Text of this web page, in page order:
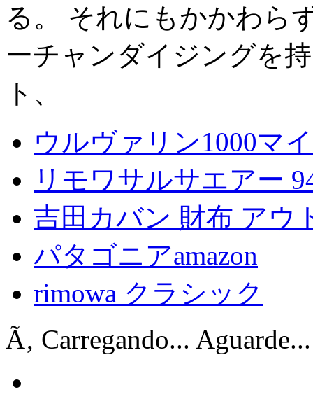
る。 それにもかかわら
ーチャンダイジングを
ト、
ウルヴァリン1000マ
リモワサルサエアー
吉田カバン 財布 アウ
パタゴニアamazon
rimowa クラシック
Ã‚ Carregando... Aguarde...